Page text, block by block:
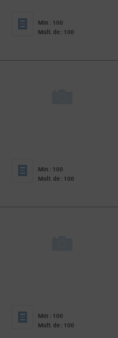
Min : 100
Mult. de : 100
Min : 100
Mult. de : 100
Min : 100
Mult. de : 100